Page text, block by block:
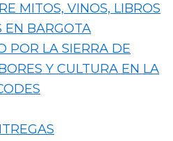
MITOS, VINOS, LIBROS
EN BARGOTA
POR LA SIERRA DE
Y CULTURA EN LA